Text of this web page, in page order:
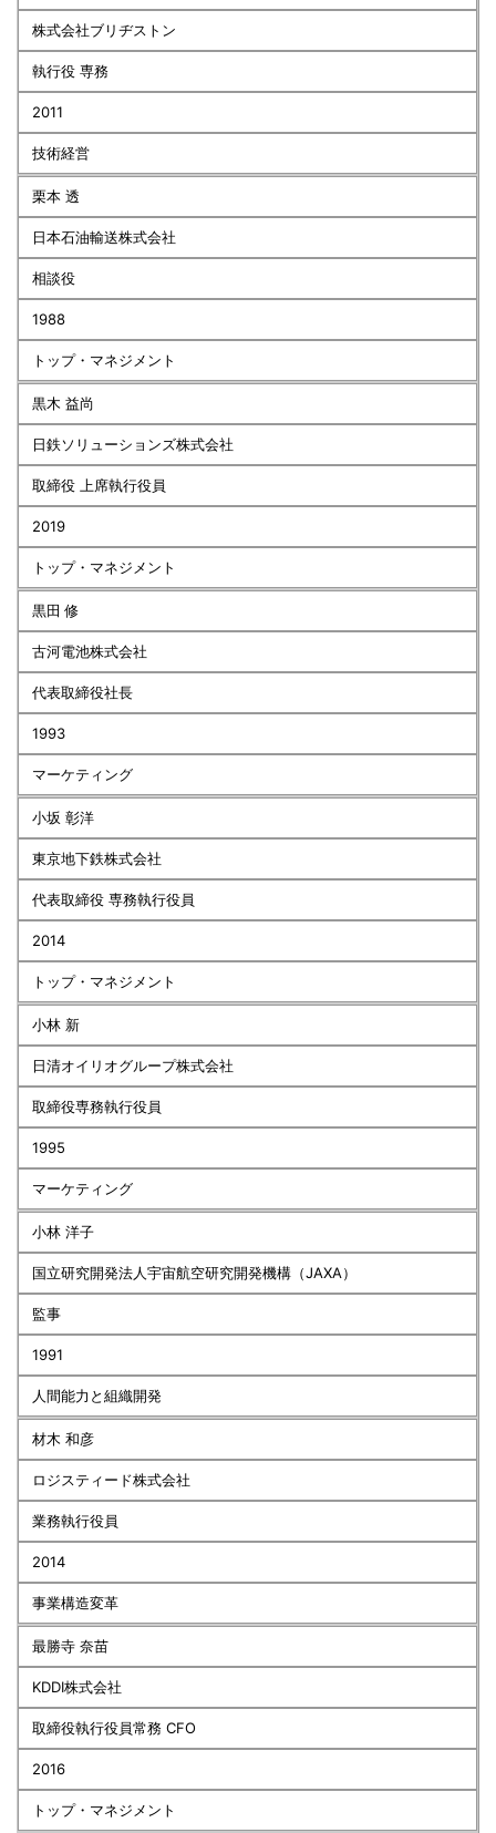
株式会社ブリヂストン
執行役 専務
2011
技術経営
栗本 透
日本石油輸送株式会社
相談役
1988
トップ・マネジメント
黒木 益尚
日鉄ソリューションズ株式会社
取締役 上席執行役員
2019
トップ・マネジメント
黒田 修
古河電池株式会社
代表取締役社長
1993
マーケティング
小坂 彰洋
東京地下鉄株式会社
代表取締役 専務執行役員
2014
トップ・マネジメント
小林 新
日清オイリオグループ株式会社
取締役専務執行役員
1995
マーケティング
小林 洋子
国立研究開発法人宇宙航空研究開発機構（JAXA）
監事
1991
人間能力と組織開発
材木 和彦
ロジスティード株式会社
業務執行役員
2014
事業構造変革
最勝寺 奈苗
KDDI株式会社
取締役執行役員常務 CFO
2016
トップ・マネジメント